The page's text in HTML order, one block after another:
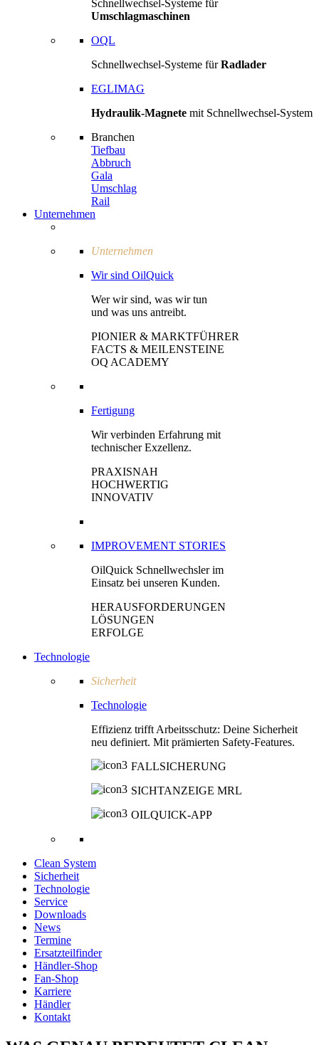
Schnellwechsel-Systeme für
Umschlagmaschinen
OQL
Schnellwechsel-Systeme fürRadlader
EGLIMAG
Hydraulik-Magnete mit Schnellwechsel-System
Branchen
Tiefbau
Abbruch
Gala
Umschlag
Rail
Unternehmen
Unternehmen
Wir sind OilQuick
Wer wir sind, was wir tun
und was uns antreibt.
PIONIER & MARKTFÜHRER
FACTS & MEILENSTEINE
OQ ACADEMY
Fertigung
Wir verbinden Erfahrung mit
technischer Exzellenz.
PRAXISNAH
HOCHWERTIG
INNOVATIV
IMPROVEMENT STORIES
OilQuick Schnellwechsler im
Einsatz bei unseren Kunden.
HERAUSFORDERUNGEN
LÖSUNGEN
ERFOLGE
Technologie
Sicherheit
Technologie
Effizienz trifft Arbeitsschutz: Deine Sicherheit
neu definiert. Mit prämierten Safety-Features.
FALLSICHERUNG
SICHTANZEIGE MRL
OILQUICK-APP
Clean System
Sicherheit
Technologie
Service
Downloads
News
Termine
Ersatzteilfinder
Händler-Shop
Fan-Shop
Karriere
Händler
Kontakt